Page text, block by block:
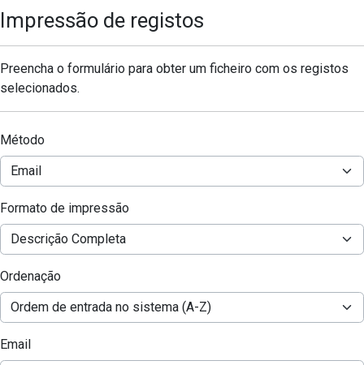
Impressão de registos
Preencha o formulário para obter um ficheiro com os registos
selecionados.
Método
Formato de impressão
Ordenação
Email